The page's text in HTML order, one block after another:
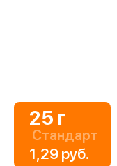
25 г
Стандарт
1,29 руб.